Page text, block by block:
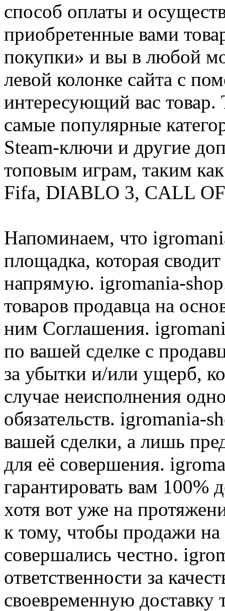
способ оплаты и
приобретенные вами
покупки» и вы в любой
левой колонке сайта с
интересующий вас
самые популярные
Steam-ключи и другие
топовым играм, таким
Fifa, DIABLO 3, CALL
Напоминаем, что
площадка, которая
напрямую. igromania-
товаров продавца на
ним Соглашения.
по вашей сделке с
за убытки и/или ущерб,
случае неисполнения
обязательств. igromania-
вашей сделки, а лишь
для её совершения.
гарантировать вам 100%
хотя вот уже на
к тому, чтобы продажи
совершались честно.
ответственности за
своевременную доставку